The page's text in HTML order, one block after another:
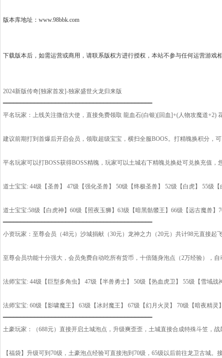
版本库地址：www.98bbk.com
下载版本后，如需运营或商用，请联系版权方进行授权，本站不参与任何运营游
2024新版传奇[独家首发]-独家盛世火龙归来版
━━━━━━━━━━━━━━━━━━━━━━━━━━━━━━━━━━━━━━━━━━━
平名玩家：上线关注微信大使，直接免费领取 龍血石(白银)[回血]+(人物攻魔道+2)
建议前期打到首爆后开启会员，领取超级宝宝，横扫全服BOOS。打精魄换积分，
平名玩家可以打BOSS获得BOSS精魄，玩家可以土城右下精魄兑换处可兑换充值，
道士宝宝: 44级【圣兽】 47级【强化圣兽】 50级【终极圣兽】 52级【白虎】 55级
道士宝宝:58级【白虎神】60级【照夜玉狮】63级【暗黑骷髅王】66级【远古魔兽】
━━━━━━━━━━━━━━━━━━━━━━━━━━━━━━━━━━━━━━━━━━━
小资玩家：至尊会员（48元）沙城捐献（30元）龙神之力（20元）共计98元直接起
至尊会员功能十分强大，会员免费自动吃所有货币，十倍随身泡点（2万经验），
法师宝宝: 44级【巨型多角虫】 47级【半兽勇士】 50级【热血虎卫】 55级【雪域战
法师宝宝: 60级【影啸魔王】 63级【冰封魔王】 67级【幻月火灵】 70级【暗夜精灵
━━━━━━━━━━━━━━━━━━━━━━━━━━━━━━━━━━━━━━━━━━━
土豪玩家：（688元）直接开启土城泡点，升级爽歪歪，土城直接合成特殊斗笠，
【福袋】升级可到70级，土豪泡点经验可直接泡到70级，65级以后前往龙卫古城。